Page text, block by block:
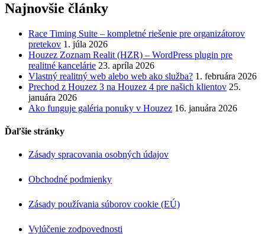
Najnovšie články
Race Timing Suite – kompletné riešenie pre organizátorov
pretekov 1. júla 2026
Houzez Zoznam Realit (HZR) – WordPress plugin pre
realitné kancelárie 23. apríla 2026
Vlastný realitný web alebo web ako služba? 1. februára 2026
Prechod z Houzez 3 na Houzez 4 pre našich klientov 25.
januára 2026
Ako funguje galéria ponuky v Houzez 16. januára 2026
Ďaľšie stránky
Zásady spracovania osobných údajov
Obchodné podmienky
Zásady používania súborov cookie (EÚ)
Vylúčenie zodpovednosti